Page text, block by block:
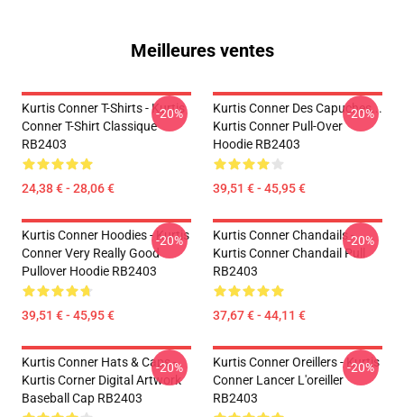
Meilleures ventes
Kurtis Conner T-Shirts - Kurtis
Conner T-Shirt Classique
RB2403
24,38 € - 28,06 €
-20%
Kurtis Conner Des Capuches...
Kurtis Conner Pull-Over
Hoodie RB2403
39,51 € - 45,95 €
-20%
Kurtis Conner Hoodies - Kurtis
Conner Very Really Good
Pullover Hoodie RB2403
39,51 € - 45,95 €
-20%
Kurtis Conner Chandails -
Kurtis Conner Chandail Pull
RB2403
37,67 € - 44,11 €
-20%
Kurtis Conner Hats & Caps -
Kurtis Corner Digital Artwork
Baseball Cap RB2403
-20%
Kurtis Conner Oreillers - Kurtis
Conner Lancer L'oreiller
RB2403
-20%